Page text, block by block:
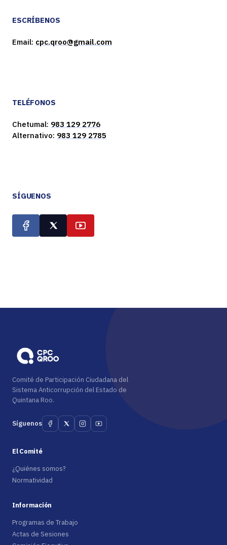
ESCRÍBENOS
Email: cpc.qroo@gmail.com
TELÉFONOS
Chetumal: 983 129 2776
Alternativo: 983 129 2785
SÍGUENOS
Comité de Participación Ciudadana del
Sistema Anticorrupción del Estado de
Quintana Roo.
Síguenos
El Comité
¿Quiénes somos?
Normatividad
Información
Programas de Trabajo
Actas de Sesiones